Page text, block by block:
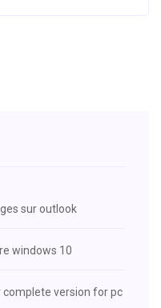
sur outlook
windows 10
version for pc